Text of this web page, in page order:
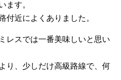
ます。
付近によくありました。
レスでは一番美味しいと思い
り、少しだけ高級路線で、何